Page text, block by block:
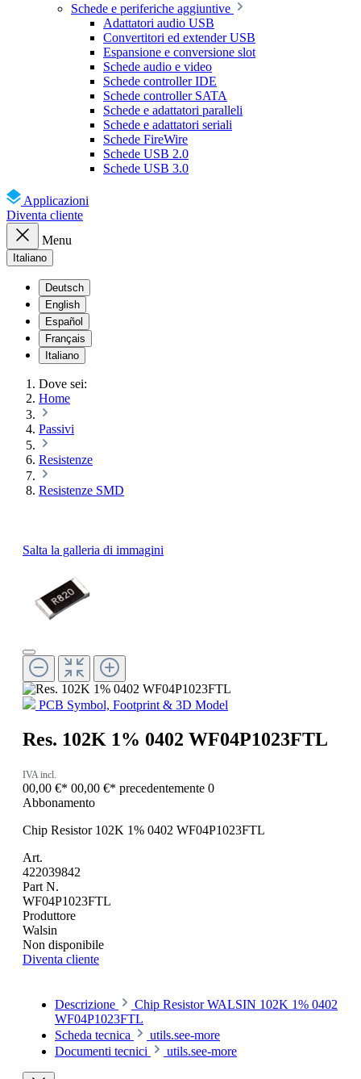
Schede e periferiche aggiuntive
Adattatori audio USB
Convertitori ed extender USB
Espansione e conversione slot
Schede audio e video
Schede controller IDE
Schede controller SATA
Schede e adattatori paralleli
Schede e adattatori seriali
Schede FireWire
Schede USB 2.0
Schede USB 3.0
Applicazioni
Diventa cliente
Menu
Italiano
Deutsch
English
Español
Français
Italiano
Dove sei:
Home
Passivi
Resistenze
Resistenze SMD
Salta la galleria di immagini
PCB Symbol, Footprint & 3D Model
Res. 102K 1% 0402 WF04P1023FTL
IVA incl.
00,00 €* 00,00 €* precedentemente 0
Abbonamento
Chip Resistor 102K 1% 0402 WF04P1023FTL
Art.
422039842
Part N.
WF04P1023FTL
Produttore
Walsin
Non disponibile
Diventa cliente
Descrizione
Chip Resistor WALSIN 102K 1% 0402
WF04P1023FTL
Scheda tecnica
utils.see-more
Documenti tecnici
utils.see-more